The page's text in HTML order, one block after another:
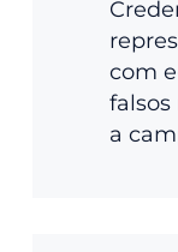
com
falsos
a